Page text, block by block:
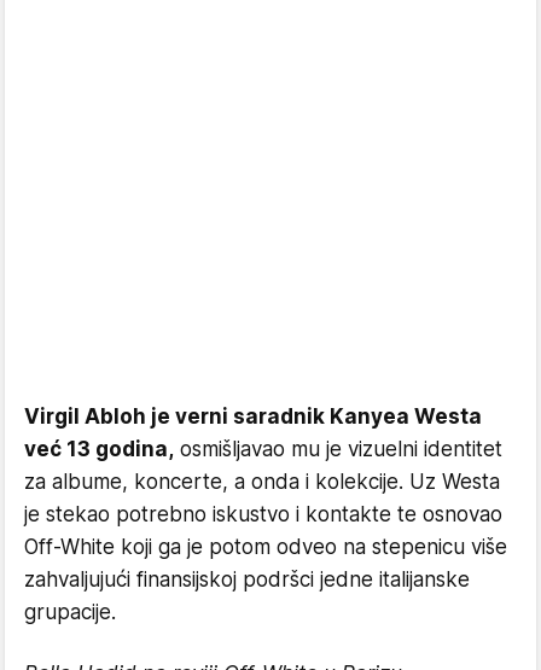
Virgil Abloh je verni saradnik Kanyea Westa
već 13 godina, osmišljavao mu je vizuelni identitet
za albume, koncerte, a onda i kolekcije. Uz Westa
je stekao potrebno iskustvo i kontakte te osnovao
Off-White koji ga je potom odveo na stepenicu više
zahvaljujući finansijskoj podršci jedne italijanske
grupacije.